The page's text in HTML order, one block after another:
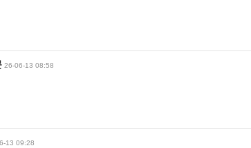
26-06-13 08:58
13 09:28